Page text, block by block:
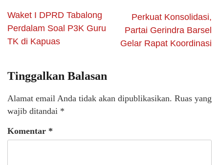
Waket I DPRD Tabalong
Perdalam Soal P3K Guru
TK di Kapuas
Perkuat Konsolidasi,
Partai Gerindra Barsel
Gelar Rapat Koordinasi
Tinggalkan Balasan
Alamat email Anda tidak akan dipublikasikan. Ruas yang
wajib ditandai *
Komentar *